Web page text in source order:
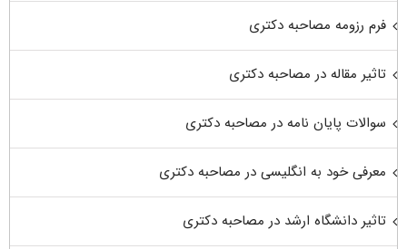
فرم رزومه مصاحبه دکتری
تاثیر مقاله در مصاحبه دکتری
سوالات پایان نامه در مصاحبه دکتری
معرفی خود به انگلیسی در مصاحبه دکتری
تاثیر دانشگاه ارشد در مصاحبه دکتری